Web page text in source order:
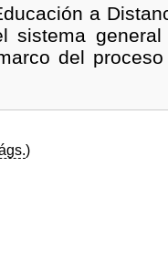
a
sistema general
del proceso
)